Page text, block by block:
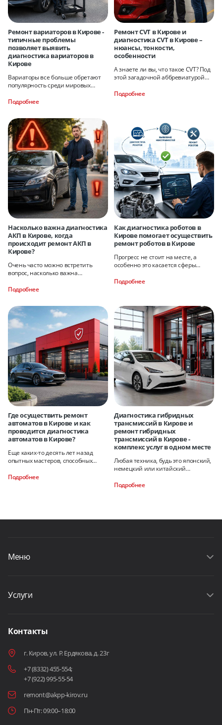
Ремонт вариаторов в Кирове -
типичные проблемы
позволяет выявить
диагностика вариаторов в
Кирове
Вариаторы все больше обретают
популярность среди мировых
Подробнее
Ремонт CVT в Кирове и
диагностика CVT в Кирове –
нюансы, тонкости,
особенности
А знаете ли вы, что такое CVT? Под
этой загадочной аббревиатурой
Подробнее
Насколько важна диагностика
АКП в Кирове, когда
происходит ремонт АКП в
Кирове?
Очень часто можно встретить
вопрос, насколько важна
происходит ремонт АКП в Кирове?
Подробнее
Как диагностика роботов в
Кирове помогает осуществить
ремонт роботов в Кирове
Прогресс не стоит на месте, а
особенно это касается сферы
Подробнее
Где осуществить ремонт
автоматов в Кирове и как
проводится диагностика
автоматов в Кирове?
Еще каких-то десять лет назад
опытных мастеров, способных
автомобилей в Кирове
Подробнее
Диагностика гибридных
трансмиссий в Кирове и
ремонт гибридных
трансмиссий в Кирове -
комплекс услуг в одном месте
Любая техника, будь это японский,
немецкий или китайский
может сломаться
Подробнее
Меню
Услуги
Контакты
г. Киров, ул. Р. Ердякова, д. 23г
+7 (8332) 455-554;
+7 (922) 995-55-54
remont@akpp-kirov.ru
Пн-Пт: 09:00–18:00